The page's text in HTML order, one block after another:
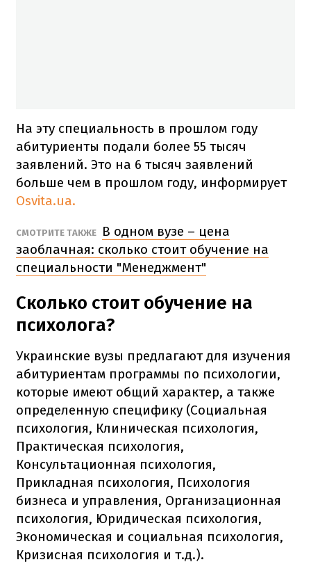
На эту специальность в прошлом году
абитуриенты подали более 55 тысяч
заявлений. Это на 6 тысяч заявлений
больше чем в прошлом году, информирует
Osvita.ua.
СМОТРИТЕ ТАКЖЕ
В одном вузе – цена
заоблачная: сколько стоит обучение на
специальности "Менеджмент"
Сколько стоит обучение на
психолога?
Украинские вузы предлагают для изучения
абитуриентам программы по психологии,
которые имеют общий характер, а также
определенную специфику (Социальная
психология, Клиническая психология,
Практическая психология,
Консультационная психология,
Прикладная психология, Психология
бизнеса и управления, Организационная
психология, Юридическая психология,
Экономическая и социальная психология,
Кризисная психология и т.д.).